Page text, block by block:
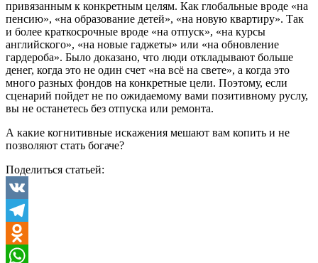
привязанным к конкретным целям. Как глобальные вроде «на
пенсию», «на образование детей», «на новую квартиру». Так
и более краткосрочные вроде «на отпуск», «на курсы
английского», «на новые гаджеты» или «на обновление
гардероба». Было доказано, что люди откладывают больше
денег, когда это не один счет «на всё на свете», а когда это
много разных фондов на конкретные цели. Поэтому, если
сценарий пойдет не по ожидаемому вами позитивному руслу,
вы не останетесь без отпуска или ремонта.
А какие когнитивные искажения мешают вам копить и не
позволяют стать богаче?
Поделиться статьей:
VK
Telegram
Odnoklassniki